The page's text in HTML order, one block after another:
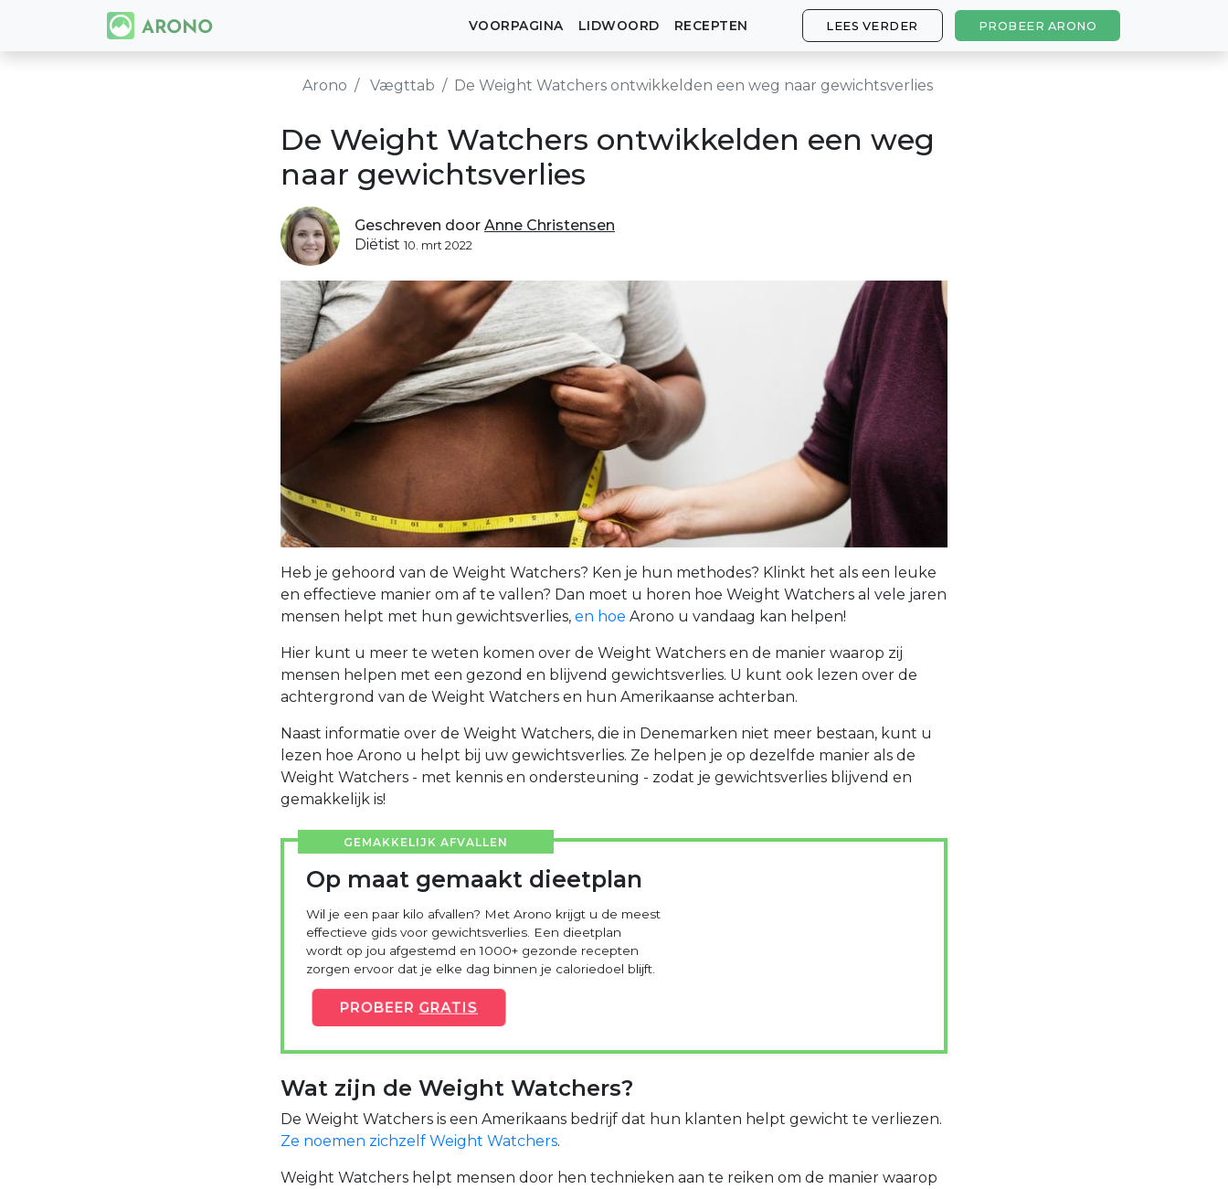
VOORPAGINA LIDWOORD RECEPTEN LEES VERDER PROBEER ARONO
Arono Vægttab De Weight Watchers ontwikkelden een weg naar gewichtsverlies
De Weight Watchers ontwikkelden een weg
naar gewichtsverlies
Geschreven door Anne Christensen
Diëtist 10. mrt 2022
Heb je gehoord van de Weight Watchers? Ken je hun methodes? Klinkt het als een leuke
en effectieve manier om af te vallen? Dan moet u horen hoe Weight Watchers al vele jaren
mensen helpt met hun gewichtsverlies, en hoe Arono u vandaag kan helpen!
Hier kunt u meer te weten komen over de Weight Watchers en de manier waarop zij
mensen helpen met een gezond en blijvend gewichtsverlies. U kunt ook lezen over de
achtergrond van de Weight Watchers en hun Amerikaanse achterban.
Naast informatie over de Weight Watchers, die in Denemarken niet meer bestaan, kunt u
lezen hoe Arono u helpt bij uw gewichtsverlies. Ze helpen je op dezelfde manier als de
Weight Watchers - met kennis en ondersteuning - zodat je gewichtsverlies blijvend en
gemakkelijk is!
GEMAKKELIJK AFVALLEN
Op maat gemaakt dieetplan
Wil je een paar kilo afvallen? Met Arono krijgt u de meest
effectieve gids voor gewichtsverlies. Een dieetplan
wordt op jou afgestemd en 1000+ gezonde recepten
zorgen ervoor dat je elke dag binnen je caloriedoel blijft.
PROBEER GRATIS
Wat zijn de Weight Watchers?
De Weight Watchers is een Amerikaans bedrijf dat hun klanten helpt gewicht te verliezen.
Ze noemen zichzelf Weight Watchers.
Weight Watchers helpt mensen door hen technieken aan te reiken om de manier waarop